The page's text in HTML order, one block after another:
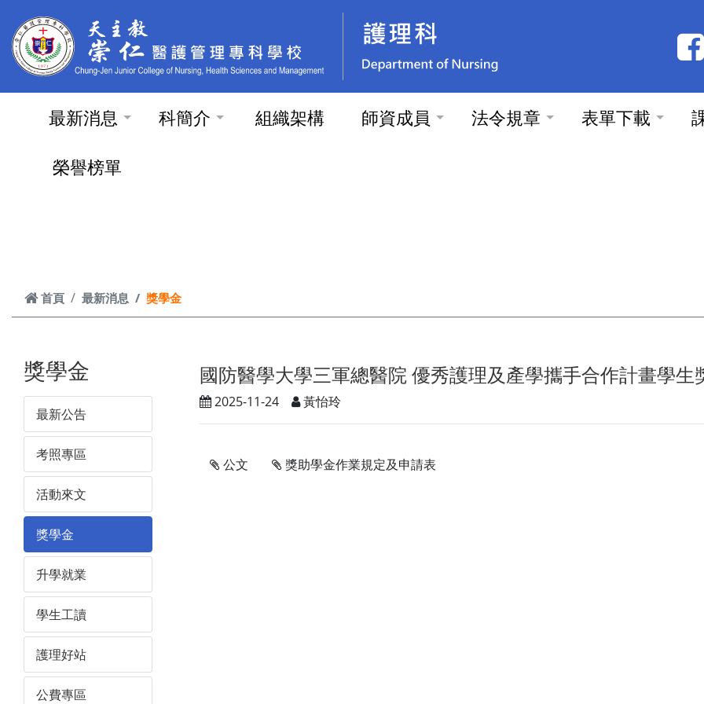
最新消息 科簡介 組織架構 師資成員 法令規章 表單下載
榮譽榜單
首頁 最新消息 獎學金
獎學金
最新公告
考照專區
活動來文
獎學金
升學就業
學生工讀
護理好站
公費專區
國防醫學大學三軍總醫院 優秀護理及產學攜手合作計畫學生
2025-11-24 黃怡玲
公文 獎助學金作業規定及申請表